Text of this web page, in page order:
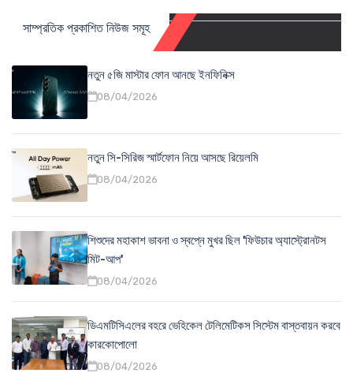
সাম্প্রতিক প্রকাশিত নিউজ সমূহ
নতুন ৫জি মাস্টার ফোন আনছে ইনফিনিক্স
08/04/2026
নতুন সি-সিরিজ স্মার্টফোন নিয়ে আসছে রিয়েলমি
08/04/2026
শিশুদের মহাকাশ ভাবনা ও স্বপ্নে মুখর ছিল 'ফিউচার অ্যাস্ট্রোনটস
মিট-আপ'
08/04/2026
ডিএমটিসিএলের বহরে ভেহিকেল টেলিমেটিকস সিস্টেম বাস্তবায়ন করবে
কারকোপোলো
08/04/2026